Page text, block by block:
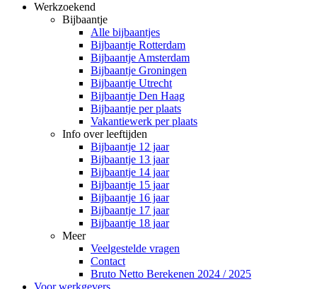
Werkzoekend
Bijbaantje
Alle bijbaantjes
Bijbaantje Rotterdam
Bijbaantje Amsterdam
Bijbaantje Groningen
Bijbaantje Utrecht
Bijbaantje Den Haag
Bijbaantje per plaats
Vakantiewerk per plaats
Info over leeftijden
Bijbaantje 12 jaar
Bijbaantje 13 jaar
Bijbaantje 14 jaar
Bijbaantje 15 jaar
Bijbaantje 16 jaar
Bijbaantje 17 jaar
Bijbaantje 18 jaar
Meer
Veelgestelde vragen
Contact
Bruto Netto Berekenen 2024 / 2025
Voor werkgevers